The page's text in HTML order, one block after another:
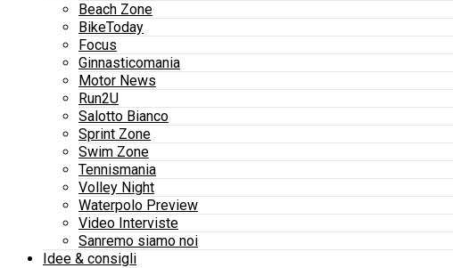
Beach Zone
BikeToday
Focus
Ginnasticomania
Motor News
Run2U
Salotto Bianco
Sprint Zone
Swim Zone
Tennismania
Volley Night
Waterpolo Preview
Video Interviste
Sanremo siamo noi
Idee & consigli